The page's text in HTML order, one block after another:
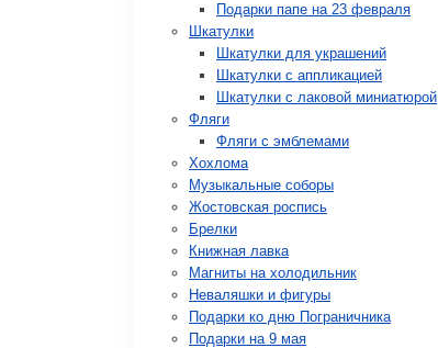
Подарки папе на 23 февраля
Шкатулки
Шкатулки для украшений
Шкатулки с аппликацией
Шкатулки с лаковой миниатюрой
Фляги
Фляги с эмблемами
Хохлома
Музыкальные соборы
Жостовская роспись
Брелки
Книжная лавка
Магниты на холодильник
Неваляшки и фигуры
Подарки ко дню Пограничника
Подарки на 9 мая